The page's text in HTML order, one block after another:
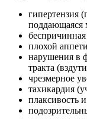
гипертензия
поддающаяся
плохой
нарушения в
тракта
чрезмерное
тахикардия
плаксивость